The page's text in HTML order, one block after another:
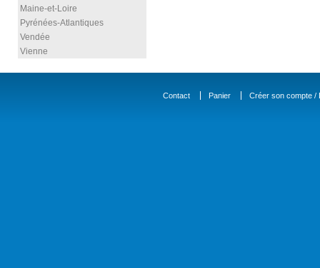
Maine-et-Loire
Pyrénées-Atlantiques
Vendée
Vienne
Contact Panier Créer son compte /